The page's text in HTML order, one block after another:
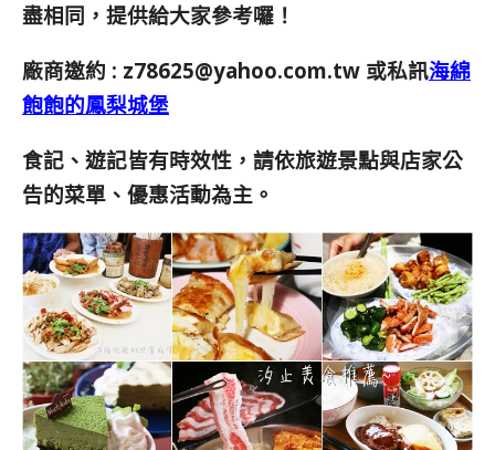
盡相同，提供給大家參考囉！
廠商邀約 : z78625@yahoo.com.tw 或私訊海綿
飽飽的鳳梨城堡
食記、遊記皆有時效性，請依旅遊景點與店家公
告的菜單、優惠活動為主。